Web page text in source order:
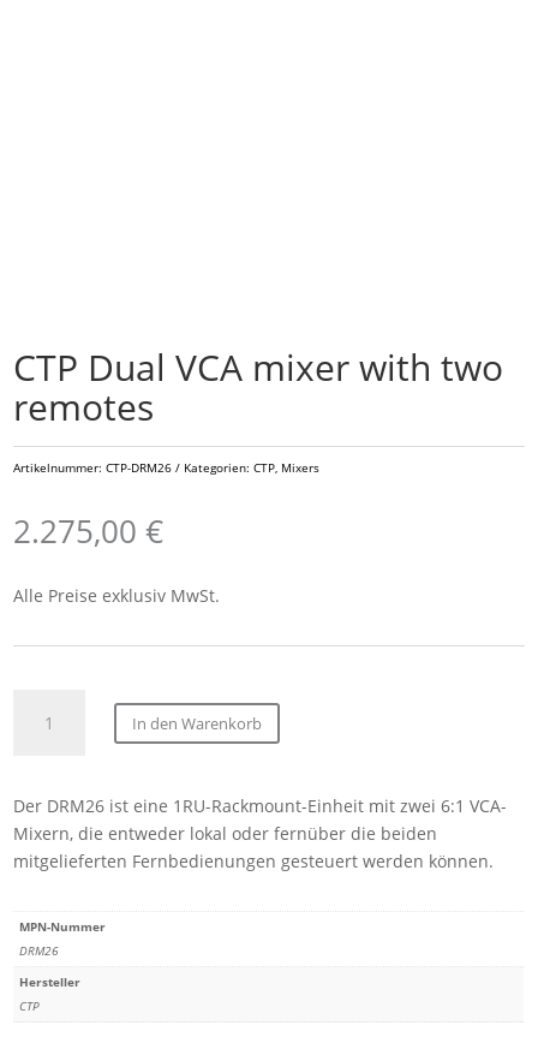
CTP Dual VCA mixer with two
remotes
Artikelnummer:CTP-DRM26 Kategorien:CTP, Mixers
2.275,00€
Alle Preise exklusiv MwSt.
Dual
with
two
remotes
In den Warenkorb
Der DRM26 ist eine 1RU-Rackmount-Einheit mit zwei 6:1 VCA-
Mixern, die entweder lokal oder fernüber die beiden
mitgelieferten Fernbedienungen gesteuert werden können.
MPN-Nummer
DRM26
Hersteller
CTP